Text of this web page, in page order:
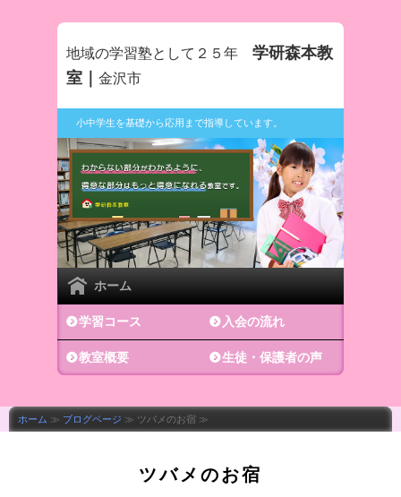
地域の学習塾として２５年 学研森本教
室｜ 金沢市
小中学生を基礎から応用まで指導しています。
ホーム
学習コース 入会の流れ
教室概要 生徒・保護者の声
ホーム ≫ ブログページ ≫ ツバメのお宿 ≫
ツバメのお宿